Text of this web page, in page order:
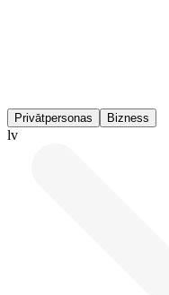
Privātpersonas Bizness
lv